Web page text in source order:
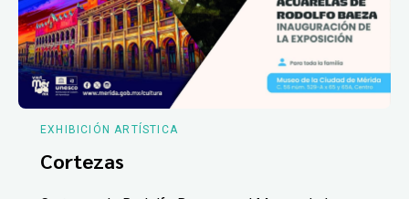
EXHIBICIÓN ARTÍSTICA
Cortezas